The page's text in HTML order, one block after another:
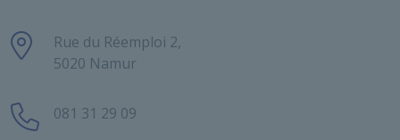
Rue du Réemploi 2,
5020 Namur
081 31 29 09